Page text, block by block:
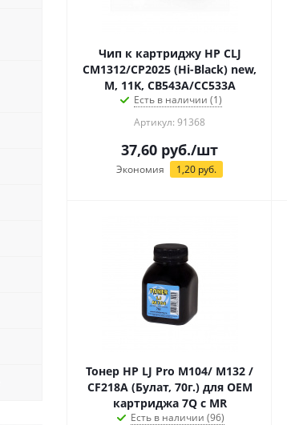
Чип к картриджу HP CLJ
CM1312/CP2025 (Hi-Black) new,
M, 11K, CB543A/CC533A
Есть в наличии (1)
Артикул: 91368
37,60 руб./шт
Экономия 1,20 руб.
Тонер HP LJ Pro M104/ M132 /
CF218A (Булат, 70г.) для OEM
картриджа 7Q c MR
Есть в наличии (96)